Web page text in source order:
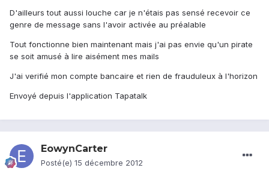
D'ailleurs tout aussi louche car je n'étais pas sensé recevoir ce
genre de message sans l'avoir activée au préalable
Tout fonctionne bien maintenant mais j'ai pas envie qu'un pirate
se soit amusé à lire aisément mes mails
J'ai verifié mon compte bancaire et rien de frauduleux à l'horizon
Envoyé depuis l'application Tapatalk
EowynCarter
Posté(e) 15 décembre 2012